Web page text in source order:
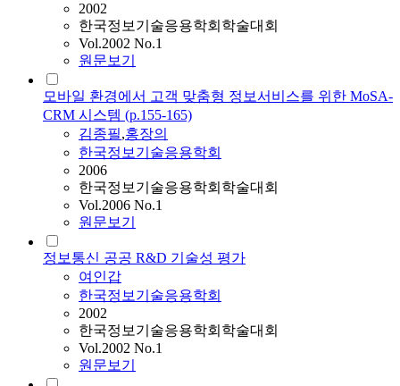
2002
한국정보기술응용학회학술대회
Vol.2002 No.1
원문보기
모바일 환경에서 고객 맞춤형 정보서비스를 위한 MoSA-
CRM 시스템 (p.155-165)
김종필,홍장의
한국정보기술응용학회
2006
한국정보기술응용학회학술대회
Vol.2006 No.1
원문보기
정보통신 공공 R&D 기술성 평가
여인갑
한국정보기술응용학회
2002
한국정보기술응용학회학술대회
Vol.2002 No.1
원문보기